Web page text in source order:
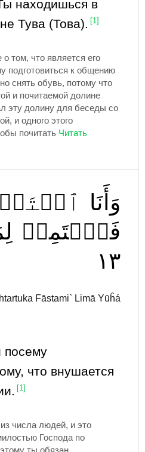
находишься в
Тува (Това).
[1]
том, что является его
подготовиться к общению
снять обувь, потому что
и почитаемой долине
эту долину для беседы со
и одного этого
почитать
وَأَنَا
فَٱسۡتَمِعۡ
١٣
Fāstami` Limā Yūĥá
посему
что внушается
[1]
числа людей, и это
Господа по
ты обязан